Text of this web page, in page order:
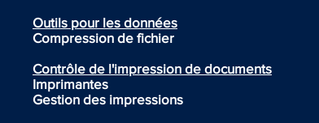
Outils pour les données
Compression de fichier
Contrôle de l'impression de documents
Imprimantes
Gestion des impressions